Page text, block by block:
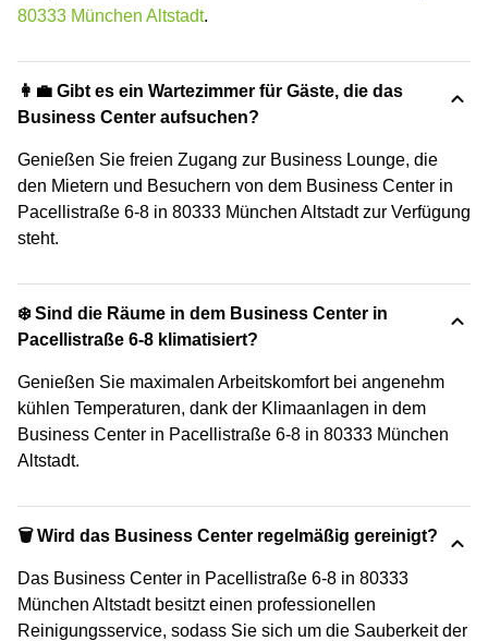
80333 München Altstadt.
👩‍💼 Gibt es ein Wartezimmer für Gäste, die das
Business Center aufsuchen?
Genießen Sie freien Zugang zur Business Lounge, die
den Mietern und Besuchern von dem Business Center in
Pacellistraße 6-8 in 80333 München Altstadt zur Verfügung
steht.
❄️ Sind die Räume in dem Business Center in
Pacellistraße 6-8 klimatisiert?
Genießen Sie maximalen Arbeitskomfort bei angenehm
kühlen Temperaturen, dank der Klimaanlagen in dem
Business Center in Pacellistraße 6-8 in 80333 München
Altstadt.
🗑 Wird das Business Center regelmäßig gereinigt?
Das Business Center in Pacellistraße 6-8 in 80333
München Altstadt besitzt einen professionellen
Reinigungsservice, sodass Sie sich um die Sauberkeit der